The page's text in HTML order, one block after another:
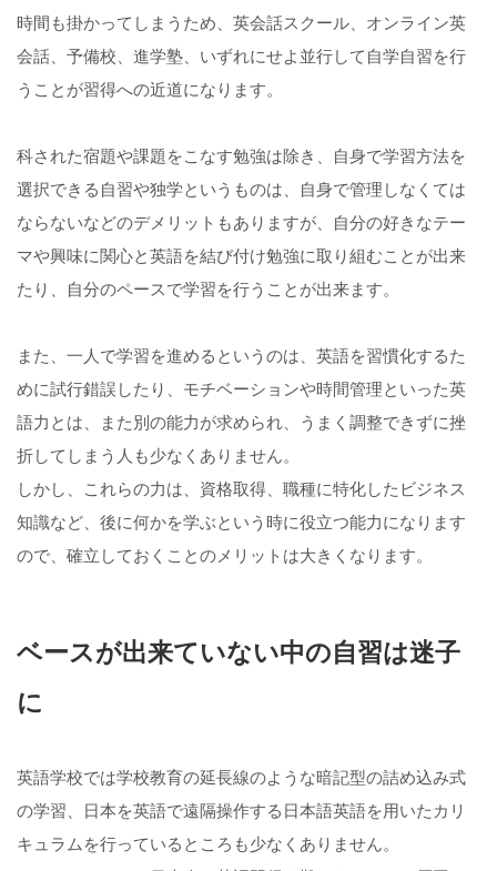
時間も掛かってしまうため、英会話スクール、オンライン英
会話、予備校、進学塾、いずれにせよ並行して自学自習を行
うことが習得への近道になります。
科された宿題や課題をこなす勉強は除き、自身で学習方法を
選択できる自習や独学というものは、自身で管理しなくては
ならないなどのデメリットもありますが、自分の好きなテー
マや興味に関心と英語を結び付け勉強に取り組むことが出来
たり、自分のペースで学習を行うことが出来ます。
また、一人で学習を進めるというのは、英語を習慣化するた
めに試行錯誤したり、モチベーションや時間管理といった英
語力とは、また別の能力が求められ、うまく調整できずに挫
折してしまう人も少なくありません。
しかし、これらの力は、資格取得、職種に特化したビジネス
知識など、後に何かを学ぶという時に役立つ能力になります
ので、確立しておくことのメリットは大きくなります。
ベースが出来ていない中の自習は迷子
に
英語学校では学校教育の延長線のような暗記型の詰め込み式
の学習、日本を英語で遠隔操作する日本語英語を用いたカリ
キュラムを行っているところも少なくありません。